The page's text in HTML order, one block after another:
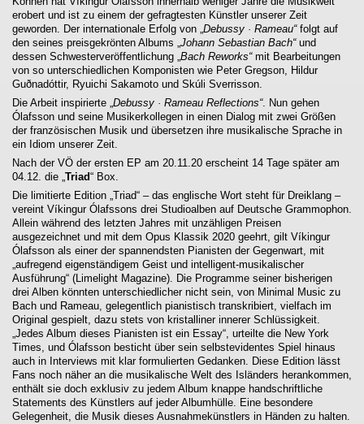
erobert und ist zu einem der gefragtesten Künstler unserer Zeit
geworden. Der internationale Erfolg von „ Debussy · Rameau“folgt auf
den seines preisgekrönten Albums „ Johann Sebastian Bach“und
dessen Schwesterveröffentlichung „ Bach Reworks“mit Bearbeitungen
von so unterschiedlichen Komponisten wie Peter Gregson, Hildur
Guðnadóttir, Ryuichi Sakamoto und Skúli Sverrisson.
Die Arbeit inspirierte „Debussy · Rameau Reflections“. Nun gehen
Ólafsson und seine Musikerkollegen in einen Dialog mit zwei Größen
der französischen Musik und übersetzen ihre musikalische Sprache in
ein Idiom unserer Zeit.
Nach der VÖ der ersten EP am 20.11.20 erscheint 14 Tage später am
04.12. die „Triad“ Box.
Die limitierte Edition „Triad“ – das englische Wort steht für Dreiklang –
vereint Víkingur Ólafssons drei Studioalben auf Deutsche Grammophon.
Allein während des letzten Jahres mit unzähligen Preisen
ausgezeichnet und mit dem Opus Klassik 2020 geehrt, gilt Víkingur
Ólafsson als einer der spannendsten Pianisten der Gegenwart, mit
„aufregend eigenständigem Geist und intelligent-musikalischer
Ausführung“ (Limelight Magazine). Die Programme seiner bisherigen
drei Alben könnten unterschiedlicher nicht sein, von Minimal Music zu
Bach und Rameau, gelegentlich pianistisch transkribiert, vielfach im
Original gespielt, dazu stets von kristalliner innerer Schlüssigkeit.
„Jedes Album dieses Pianisten ist ein Essay“, urteilte die New York
Times, und Ólafsson besticht über sein selbstevidentes Spiel hinaus
auch in Interviews mit klar formulierten Gedanken. Diese Edition lässt
Fans noch näher an die musikalische Welt des Isländers herankommen,
enthält sie doch exklusiv zu jedem Album knappe handschriftliche
Statements des Künstlers auf jeder Albumhülle. Eine besondere
Gelegenheit, die Musik dieses Ausnahmekünstlers in Händen zu halten.